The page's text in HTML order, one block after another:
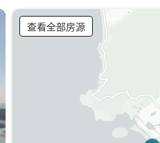
查看全部房源